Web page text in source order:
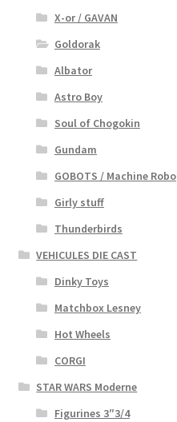
X-or / GAVAN
Goldorak
Albator
Astro Boy
Soul of Chogokin
Gundam
GOBOTS / Machine Robo
Girly stuff
Thunderbirds
VEHICULES DIE CAST
Dinky Toys
Matchbox Lesney
Hot Wheels
CORGI
STAR WARS Moderne
Figurines 3″3/4